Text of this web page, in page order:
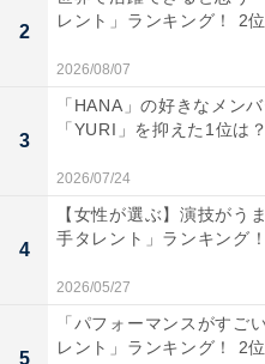
A post shared by
1位は、梶裕貴さん。アニ
TBS系ほか）の孤爪研磨
TBS系ほか）のエレン・
2
レント」ランキング！ 2
2026/08/07
3
「HANA」の好きなメン
「YURI」を抑えた1位は
2026/07/24
4
【女性が選ぶ】演技がう
手タレント」ランキング
2026/05/27
5
「パフォーマンスがすご
レント」ランキング！ 2